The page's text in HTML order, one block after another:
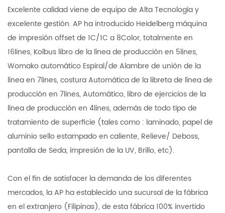
Excelente calidad viene de equipo de Alta Tecnología y
excelente gestión. AP ha introducido Heidelberg máquina
de impresión offset de 1C/1C a 8Color, totalmente en
16lines, Kolbus libro de la línea de producción en 5lines,
Womako automático Espiral/de Alambre de unión de la
línea en 7lines, costura Automática de la libreta de línea de
producción en 7lines, Automático, libro de ejercicios de la
línea de producción en 4lines, además de todo tipo de
tratamiento de superficie (tales como : laminado, papel de
aluminio sello estampado en caliente, Relieve/ Deboss,
pantalla de Seda, impresión de la UV, Brillo, etc).
Con el fin de satisfacer la demanda de los diferentes
mercados, la AP ha establecido una sucursal de la fábrica
en el extranjero (Filipinas), de esta fábrica 100% invertido